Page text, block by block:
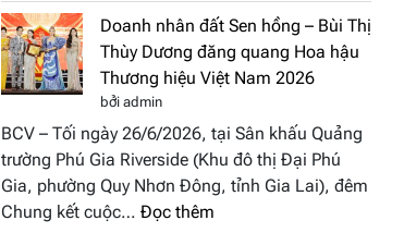
hậu
Thương
hiệu
Nam
2026
Thủy
cùng
BST
“Quý
cô
phố
biển”
được
Doanh nhân đất Sen hồng – Bùi Thị
Thùy Dương đăng quang Hoa hậu
Thương hiệu Việt Nam 2026
bởi admin
BCV – Tối ngày 26/6/2026, tại Sân khấu Quảng
trường Phú Gia Riverside (Khu đô thị Đại Phú
Gia, phường Quy Nhơn Đông, tỉnh Gia Lai), đêm
Chung kết cuộc… Đọc thêm